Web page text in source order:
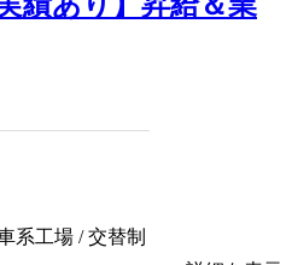
系工場 / 交替制